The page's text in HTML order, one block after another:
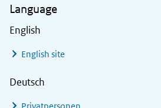
Language
English
English site
Deutsch